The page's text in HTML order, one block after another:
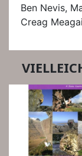
Ben Nevis,
Creag